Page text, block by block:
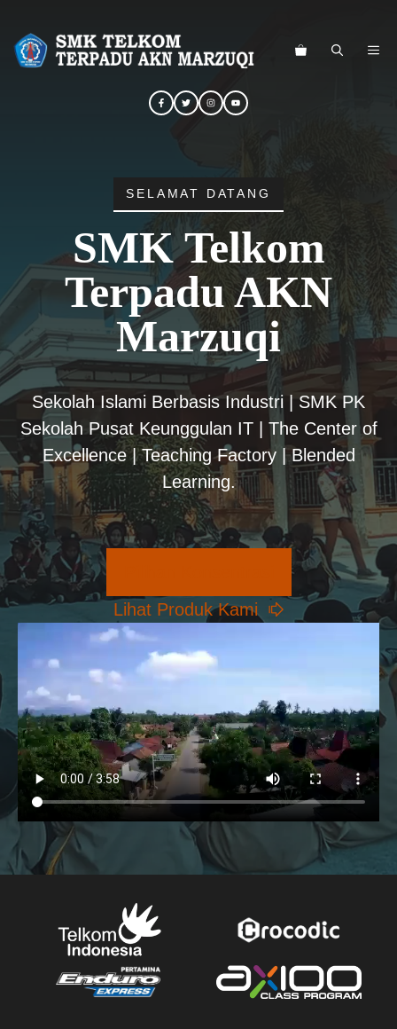
SELAMAT DATANG
SMK Telkom
Terpadu AKN
Marzuqi
Sekolah Islami Berbasis Industri | SMK PK
Sekolah Pusat Keunggulan IT | The Center of
Excellence | Teaching Factory | Blended
Learning.
Lihat Produk Kami